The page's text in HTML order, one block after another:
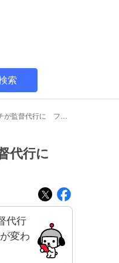
索
三木肇監督が休養、塩川達也ヘッドコーチが監督代行に ファンは「空気変わるといいな」
代行に
代行
変わ